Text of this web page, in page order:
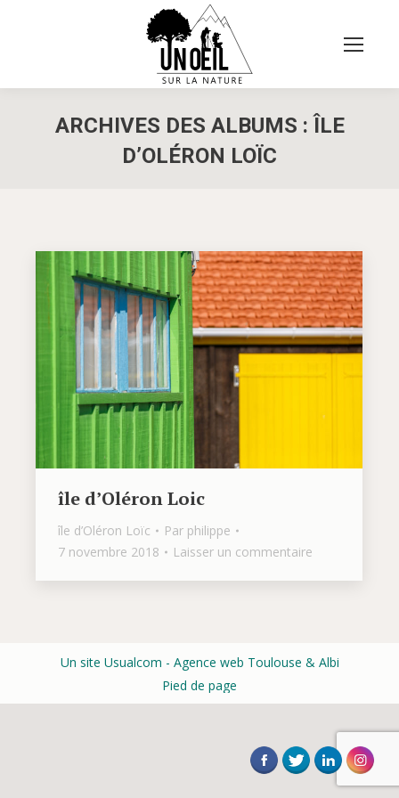
ARCHIVES DES ALBUMS : ÎLE
D’OLÉRON LOÏC
île d’Oléron Loic
île d’Oléron Loïc Par philippe
7 novembre 2018
Laisser un commentaire
Un site Usualcom - Agence web Toulouse & Albi
Pied de page